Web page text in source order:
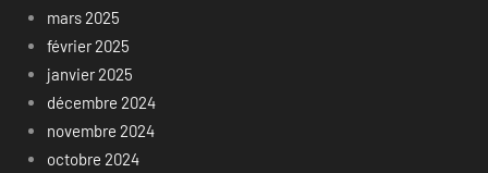
mars 2025
février 2025
janvier 2025
décembre 2024
novembre 2024
octobre 2024